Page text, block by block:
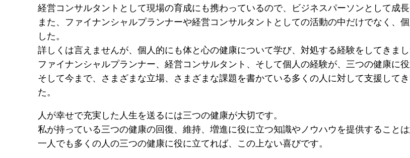
経営コンサルタントとして現場の育成にも携わっているので、ビジネスパーソンとして成
また、ファイナンシャルプランナーや経営コンサルタントとしての活動の中だけでなく、
した。
詳しくは言えませんが、個人的にも体と心の健康について学び、対処する経験をしてきまし
ファイナンシャルプランナー、経営コンサルタント、そして個人の経験が、三つの健康に
そして今まで、さまざまな立場、さまざまな課題を書かている多くの人に対して支援して
た。
人が幸せで充実した人生を送るには三つの健康が大切です。
私が持っている三つの健康の回復、維持、増進に役に立つ知識やノウハウを提供すること
一人でも多くの人の三つの健康に役に立てれば、この上ない喜びです。